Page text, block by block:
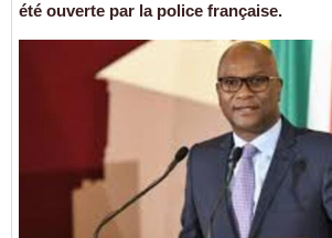
été ouverte par la police française.